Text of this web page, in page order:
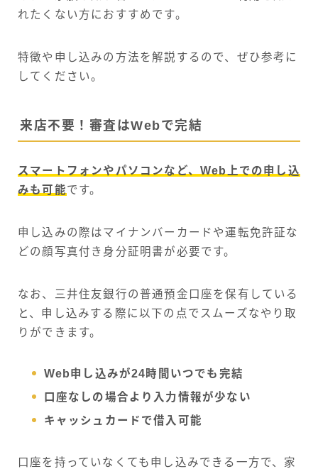
れたくない方におすすめです。
特徴や申し込みの方法を解説するので、ぜひ参考に
してください。
来店不要！審査はWebで完結
スマートフォンやパソコンなど、Web上での申し込
みも可能です。
申し込みの際はマイナンバーカードや運転免許証な
どの顔写真付き身分証明書が必要です。
なお、三井住友銀行の普通預金口座を保有している
と、申し込みする際に以下の点でスムーズなやり取
りができます。
Web申し込みが24時間いつでも完結
口座なしの場合より入力情報が少ない
キャッシュカードで借入可能
口座を持っていなくても申し込みできる一方で、家